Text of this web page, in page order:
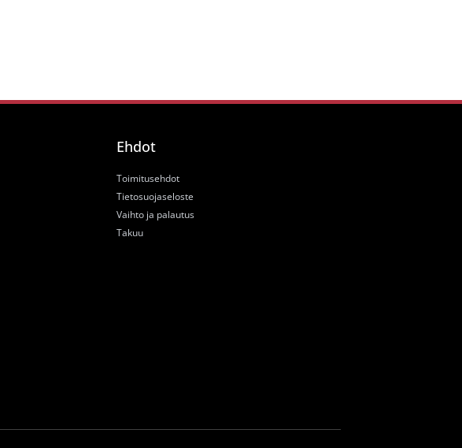
Ehdot
Toimitusehdot
Tietosuojaseloste
Vaihto ja palautus
Takuu